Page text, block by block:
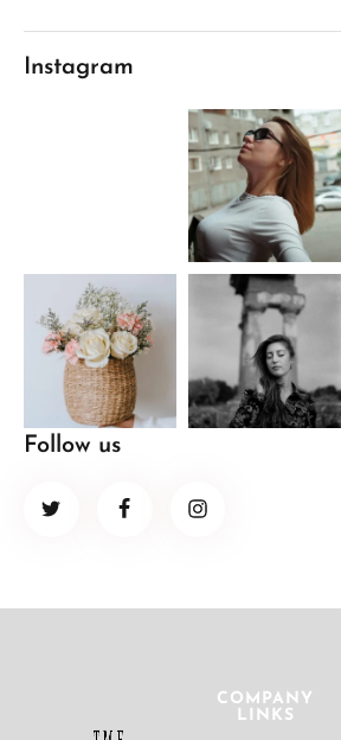
Instagram
Follow us
COMPANY
LINKS